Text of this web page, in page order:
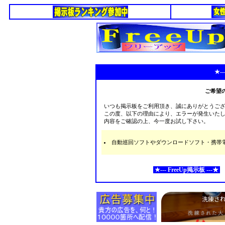
ご希望
いつも掲示板をご利用頂き、誠にありがとうご
この度、以下の理由により、エラーが発生いた
内容をご確認の上、今一度お試し下さい。
自動巡回ソフトやダウンロードソフト・携
★--- FreeUp掲示板 ---★